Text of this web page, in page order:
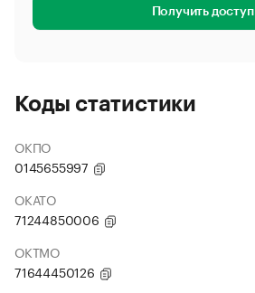
Получить доступ
Коды статистики
ОКПО
0145655997
ОКАТО
71244850006
ОКТМО
71644450126